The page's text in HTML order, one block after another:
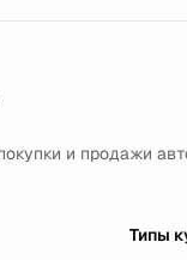
и продажи
Типы